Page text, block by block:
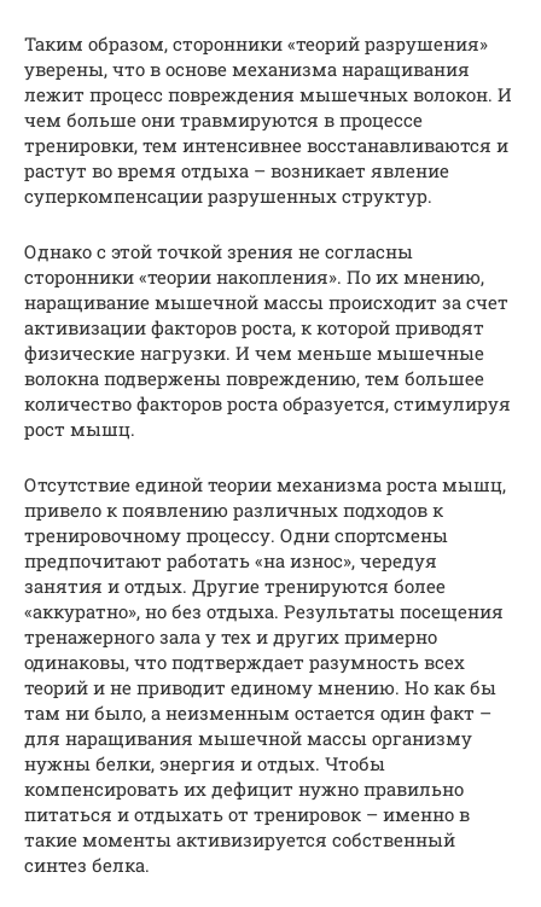
Таким образом, сторонники «теорий разрушения»
уверены, что в основе механизма наращивания
лежит процесс повреждения мышечных волокон. И
чем больше они травмируются в процессе
тренировки, тем интенсивнее восстанавливаются и
растут во время отдыха – возникает явление
суперкомпенсации разрушенных структур.
Однако с этой точкой зрения не согласны
сторонники «теории накопления». По их мнению,
наращивание мышечной массы происходит за счет
активизации факторов роста, к которой приводят
физические нагрузки. И чем меньше мышечные
волокна подвержены повреждению, тем большее
количество факторов роста образуется, стимулируя
рост мышц.
Отсутствие единой теории механизма роста мышц,
привело к появлению различных подходов к
тренировочному процессу. Одни спортсмены
предпочитают работать «на износ», чередуя
занятия и отдых. Другие тренируются более
«аккуратно», но без отдыха. Результаты посещения
тренажерного зала у тех и других примерно
одинаковы, что подтверждает разумность всех
теорий и не приводит единому мнению. Но как бы
там ни было, а неизменным остается один факт –
для наращивания мышечной массы организму
нужны белки, энергия и отдых. Чтобы
компенсировать их дефицит нужно правильно
питаться и отдыхать от тренировок – именно в
такие моменты активизируется собственный
синтез белка.